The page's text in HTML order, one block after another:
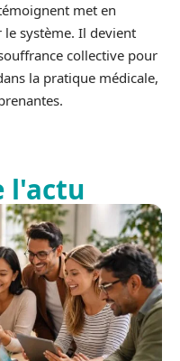
met en
système. Il devient
collective pour
la pratique médicale,
l'actu